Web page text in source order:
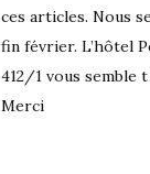
ces articles. Nous
fin février. L’hôtel
412/1 vous semble
Merci